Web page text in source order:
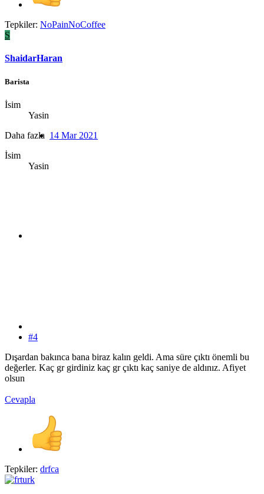
Tepkiler: NoPainNoCoffee
S
ShaidarHaran
Barista
İsim
Yasin
Daha fazla
İsim
Yasin
14 Mar 2021
#4
Dışardan bakınca bana biraz kalın geldi. Ama süre çıktı önemli bu
değerler. Kaç gr girdiniz kaç gr çıktı kaç saniye de aldınız. Afiyet
olsun
Cevapla
Tepkiler: drfca